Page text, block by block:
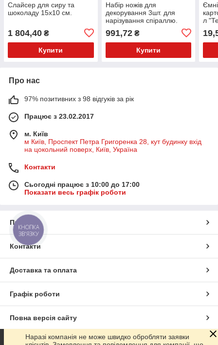
Слайсер для сиру та
шоколаду 15х10 см.
1 804,40 ₴
Купити
Набір ножів для
декорування 3шт. для
нарізування спіраллю.
сталі (77877)
991,72₴
Купити
л
Про нас
97% позитивних з 98 відгуків за рік
Працює з 23.02.2017
м. Київ
м Київ, Проспект Петра Григоренка 28, кут будинку вхід
на цокольний поверх, Київ, Україна
Контакти
Сьогодні працює з 10:00 до 17:00
Показати весь графік роботи
Про нас
Контакти
Доставка та оплата
Графік роботи
Повна версія сайту
Сайт створено на маркетплейсіProm.ua
Наразі компанія не може швидко обробляти заявки
КНОПКА
ЗВ'ЯЗКУ